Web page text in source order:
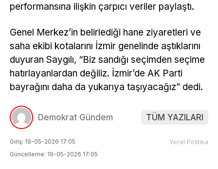
performansına ilişkin çarpıcı veriler paylaştı.
Genel Merkez’in belirlediği hane ziyaretleri ve
saha ekibi kotalarını İzmir genelinde aştıklarını
duyuran Saygılı, “Biz sandığı seçimden seçime
hatırlayanlardan değiliz. İzmir’de AK Parti
bayrağını daha da yukarıya taşıyacağız” dedi.
Demokrat Gündem TÜM YAZILARI
Giriş: 19-05-2026 17:05
Güncelleme: 19-05-2026 17:05
Yerel Politika